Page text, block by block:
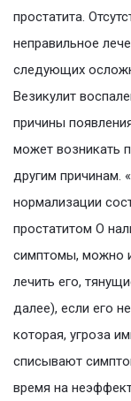
простатита.
неправильное
следующих
Везикулит
причины
может возникать
другим причинам.
нормализации
простатитом О
симптомы, можно
лечить его,
далее), если его
которая, угроза
списывают
время на